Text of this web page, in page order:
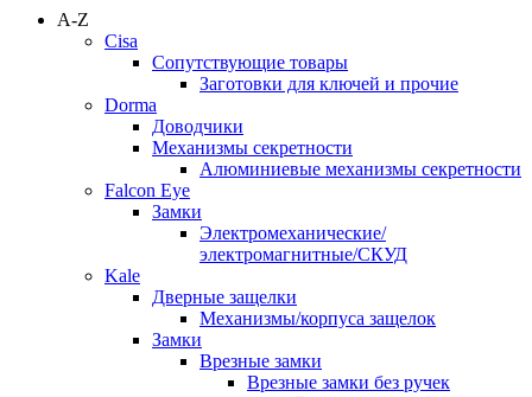
A-Z
Cisa
Сопутствующие товары
Заготовки для ключей и прочие
Dorma
Доводчики
Механизмы секретности
Алюминиевые механизмы секретности
Falcon Eye
Замки
Электромеханические/
электромагнитные/СКУД
Kale
Дверные защелки
Механизмы/корпуса защелок
Замки
Врезные замки
Врезные замки без ручек